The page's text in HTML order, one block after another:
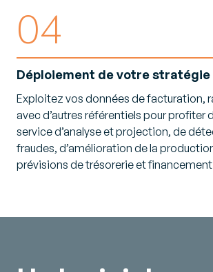
04
Déploiement de votre stratégie
Exploitez vos données de facturation,
avec d’autres référentiels pour profiter
service d’analyse et projection, de
fraudes, d’amélioration de la
prévisions de trésorerie et